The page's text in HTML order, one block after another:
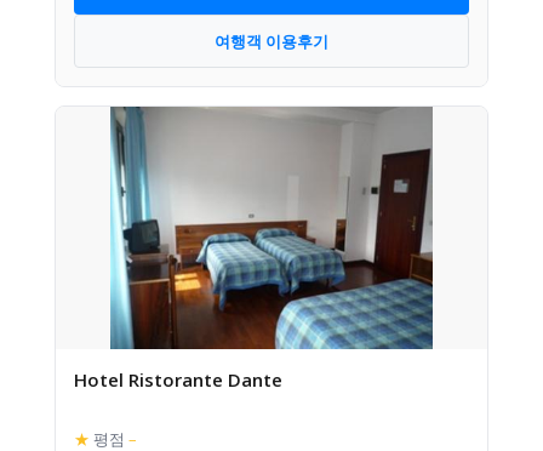
여행객 이용후기
Hotel Ristorante Dante
★ 평점 –